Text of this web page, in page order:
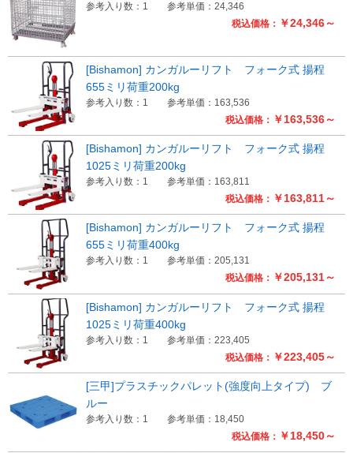
税込価格： ￥24,346～
参考入り数：1 参考単価：24,346
税込価格： ￥163,536～
[Bishamon] カンガルーリフト フォーク式 揚程
655ミリ荷重200kg
参考入り数：1 参考単価：163,536
税込価格： ￥163,811～
[Bishamon] カンガルーリフト フォーク式 揚程
1025ミリ荷重200kg
参考入り数：1 参考単価：163,811
税込価格： ￥205,131～
[Bishamon] カンガルーリフト フォーク式 揚程
655ミリ荷重400kg
参考入り数：1 参考単価：205,131
税込価格： ￥223,405～
[Bishamon] カンガルーリフト フォーク式 揚程
1025ミリ荷重400kg
参考入り数：1 参考単価：223,405
税込価格： ￥18,450～
[三甲]プラスチックパレット(強度向上タイプ) ブ
ルー
参考入り数：1 参考単価：18,450